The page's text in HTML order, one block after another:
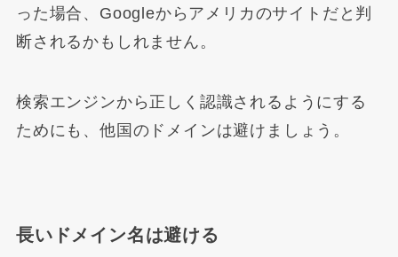
った場合、Googleからアメリカのサイトだと判
断されるかもしれません。
検索エンジンから正しく認識されるようにする
ためにも、他国のドメインは避けましょう。
長いドメイン名は避ける